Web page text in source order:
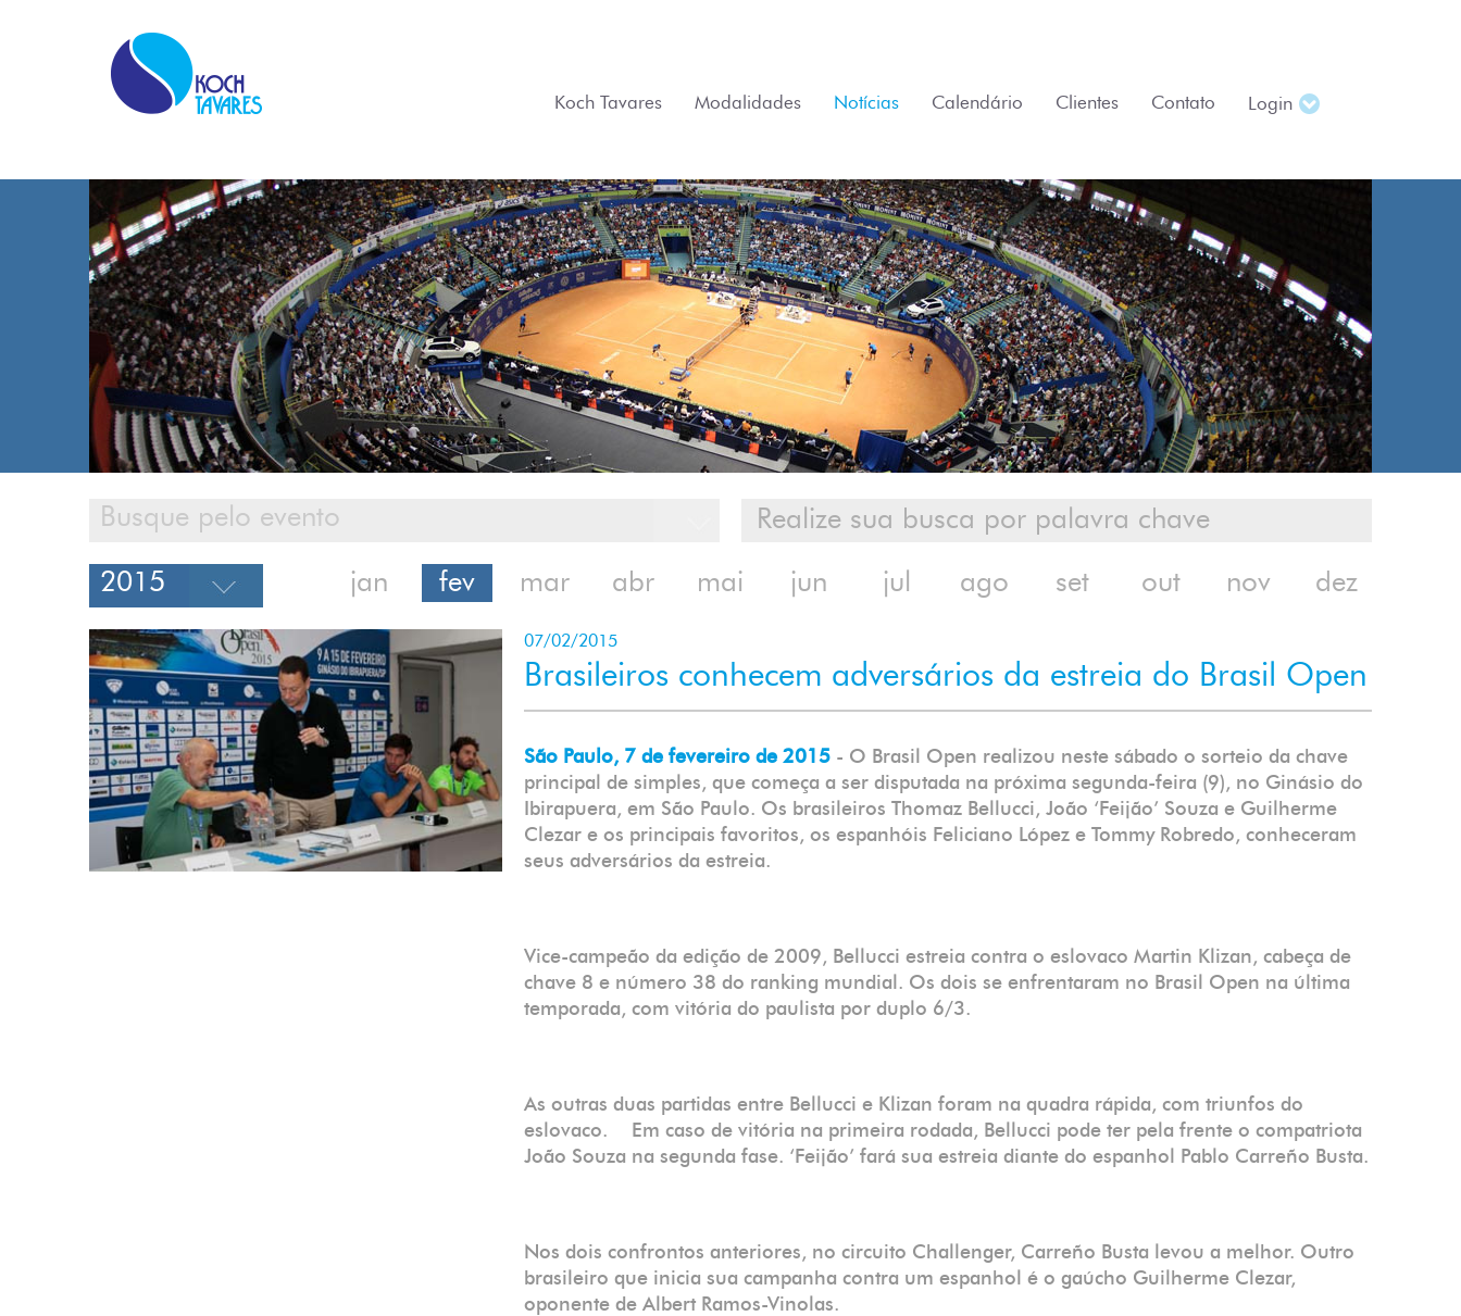
Koch Tavares Modalidades Notícias Calendário Clientes Contato Login
jan fev mar abr mai jun jul ago set out nov dez
07/02/2015
Brasileiros conhecem adversários da estreia do Brasil Open
São Paulo, 7 de fevereiro de 2015 - O Brasil Open realizou neste sábado o sorteio da chave
principal de simples, que começa a ser disputada na próxima segunda-feira (9), no Ginásio do
Ibirapuera, em São Paulo. Os brasileiros Thomaz Bellucci, João ‘Feijão’ Souza e Guilherme
Clezar e os principais favoritos, os espanhóis Feliciano López e Tommy Robredo, conheceram
seus adversários da estreia.
Vice-campeão da edição de 2009, Bellucci estreia contra o eslovaco Martin Klizan, cabeça de
chave 8 e número 38 do ranking mundial. Os dois se enfrentaram no Brasil Open na última
temporada, com vitória do paulista por duplo 6/3.
As outras duas partidas entre Bellucci e Klizan foram na quadra rápida, com triunfos do
eslovaco. Em caso de vitória na primeira rodada, Bellucci pode ter pela frente o compatriota
João Souza na segunda fase. ‘Feijão’ fará sua estreia diante do espanhol Pablo Carreño Busta.
Nos dois confrontos anteriores, no circuito Challenger, Carreño Busta levou a melhor. Outro
brasileiro que inicia sua campanha contra um espanhol é o gaúcho Guilherme Clezar,
oponente de Albert Ramos-Vinolas.